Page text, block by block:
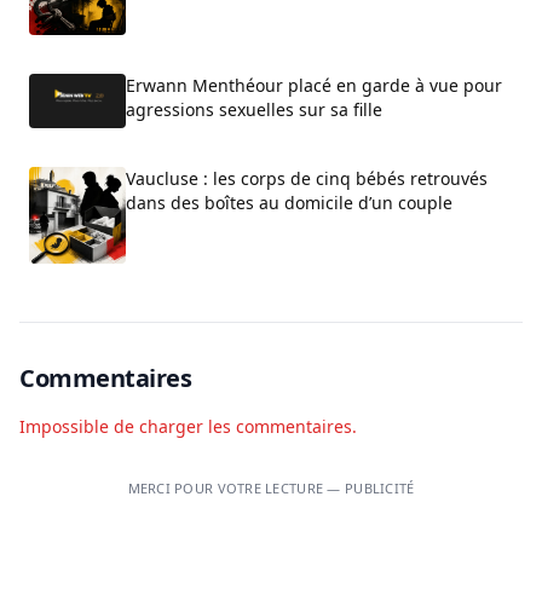
Erwann Menthéour placé en garde à vue pour
agressions sexuelles sur sa fille
Vaucluse : les corps de cinq bébés retrouvés
dans des boîtes au domicile d’un couple
Commentaires
Impossible de charger les commentaires.
MERCI POUR VOTRE LECTURE — PUBLICITÉ